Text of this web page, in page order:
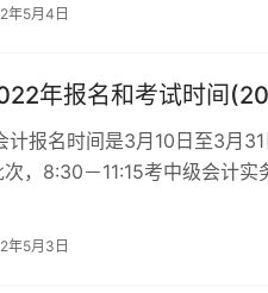
年5月4日
年报名和考试时间
计报名时间是3月10日至3月
，8:30－11:15考中级会计实
年5月3日